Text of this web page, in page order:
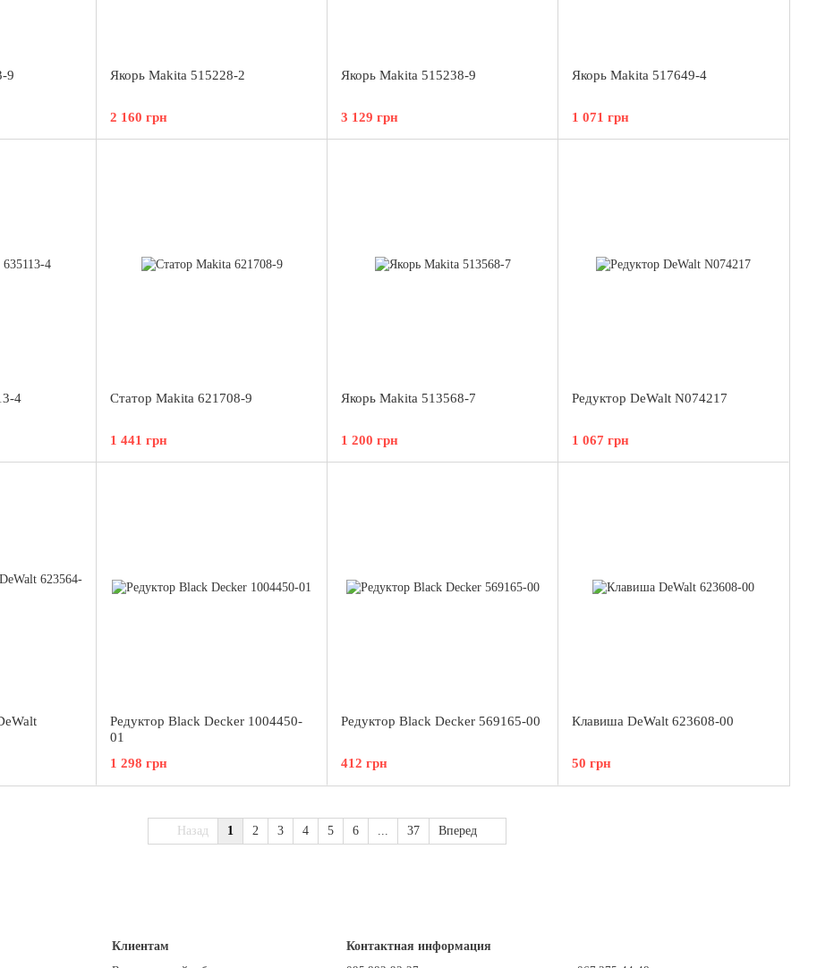
9 Якорь Makita 515228-2
2 160 грн
Якорь Makita 515238-9
3 129 грн
Якорь Makita 517649-4
1 071 грн
4 Статор Makita 621708-9
1 441 грн
Якорь Makita 513568-7
1 200 грн
Редуктор DeWalt N074217
1 067 грн
Редуктор Black Decker 1004450-
01
1 298 грн
Редуктор Black Decker 569165-00
412 грн
Клавиша DeWalt 623608-00
50 грн
Назад 1 2 3 4 5 6 ... 37 Вперед
Клиентам
Контактная информация